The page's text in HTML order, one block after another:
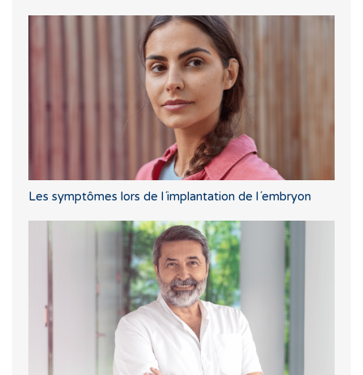
Les symptômes lors de l´implantation de l´embryon